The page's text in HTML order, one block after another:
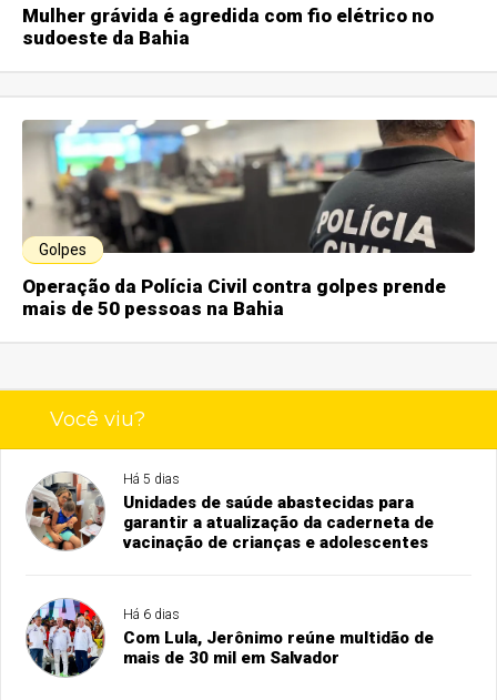
Mulher grávida é agredida com fio elétrico no
sudoeste da Bahia
Golpes
Operação da Polícia Civil contra golpes prende
mais de 50 pessoas na Bahia
Você viu?
Há 5 dias
Unidades de saúde abastecidas para
garantir a atualização da caderneta de
vacinação de crianças e adolescentes
Há 6 dias
Com Lula, Jerônimo reúne multidão de
mais de 30 mil em Salvador